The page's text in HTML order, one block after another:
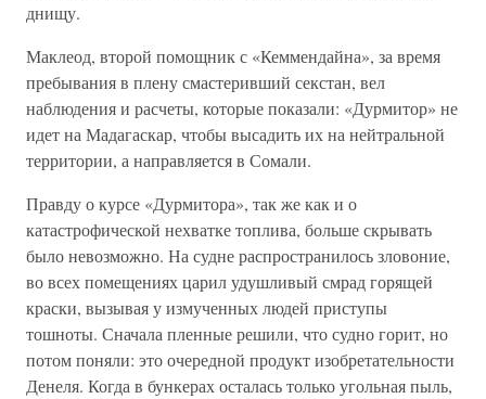
днищу.
Маклеод, второй помощник с «Кеммендайна», за время
пребывания в плену смастеривший секстан, вел
наблюдения и расчеты, которые показали: «Дурмитор» не
идет на Мадагаскар, чтобы высадить их на нейтральной
территории, а направляется в Сомали.
Правду о курсе «Дурмитора», так же как и о
катастрофической нехватке топлива, больше скрывать
было невозможно. На судне распространилось зловоние,
во всех помещениях царил удушливый смрад горящей
краски, вызывая у измученных людей приступы
тошноты. Сначала пленные решили, что судно горит, но
потом поняли: это очередной продукт изобретательности
Денеля. Когда в бункерах осталась только угольная пыль,